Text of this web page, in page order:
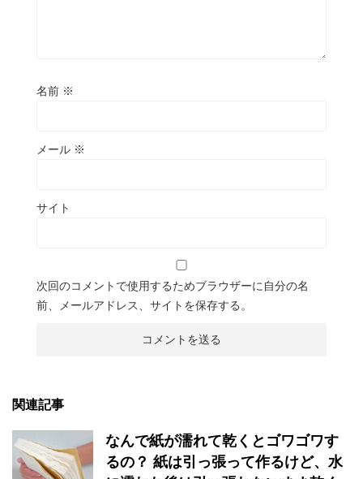
名前 ※
メール ※
サイト
次回のコメントで使用するためブラウザーに自分の名
前、メールアドレス、サイトを保存する。
関連記事
なんで紙が濡れて乾くとゴワゴワす
るの？ 紙は引っ張って作るけど、水